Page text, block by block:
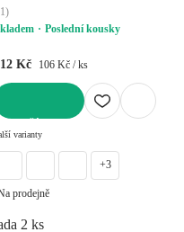
1)
Poslední kousky
Kč 106 Kč / ks
varianty
+3
prodejně
2 ks